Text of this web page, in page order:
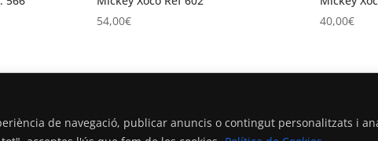
de navegació, publicar anuncis o contingut personalitzats i
54,00€
40,00€